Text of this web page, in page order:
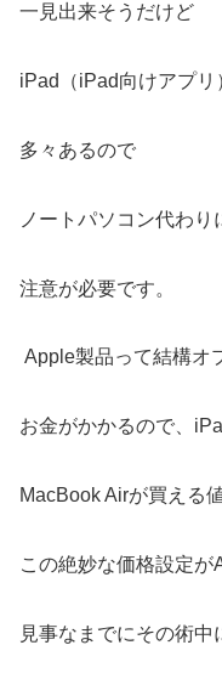
一見出来そうだけど
iPad（iPad向けアプリ
多々あるので
ノートパソコン代わ
注意が必要です。
Apple製品って結構オ
お金がかかるので、
MacBook Airが買える
この絶妙な価格設定が
見事なまでにその術中